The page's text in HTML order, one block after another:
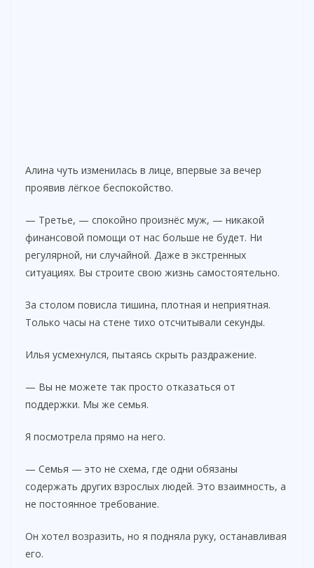
Алина чуть изменилась в лице, впервые за вечер
проявив лёгкое беспокойство.
— Третье, — спокойно произнёс муж, — никакой
финансовой помощи от нас больше не будет. Ни
регулярной, ни случайной. Даже в экстренных
ситуациях. Вы строите свою жизнь самостоятельно.
За столом повисла тишина, плотная и неприятная.
Только часы на стене тихо отсчитывали секунды.
Илья усмехнулся, пытаясь скрыть раздражение.
— Вы не можете так просто отказаться от
поддержки. Мы же семья.
Я посмотрела прямо на него.
— Семья — это не схема, где одни обязаны
содержать других взрослых людей. Это взаимность, а
не постоянное требование.
Он хотел возразить, но я подняла руку, останавливая
его.